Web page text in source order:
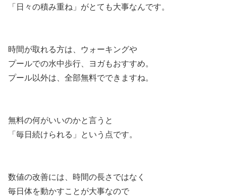
「日々の積み重ね」がとても大事なんです。
時間が取れる方は、ウォーキングや
プールでの水中歩行、ヨガもおすすめ。
プール以外は、全部無料でできますね。
無料の何がいいのかと言うと
「毎日続けられる」という点です。
数値の改善には、時間の長さではなく
毎日体を動かすことが大事なので